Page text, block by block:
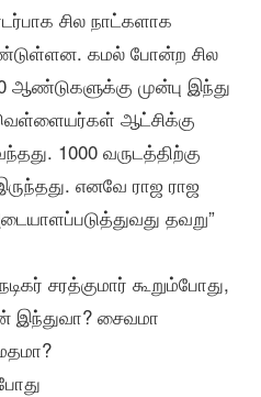
சில நாட்களாக
கமல் போன்ற சில
ஆண்டுகளுக்கு முன்பு இந்து
ஆட்சிக்கு
1000 வருடத்திற்கு
எனவே ராஜ ராஜ
தவறு”
சரத்குமார் கூறும்போது,
இந்துவா? சைவமா